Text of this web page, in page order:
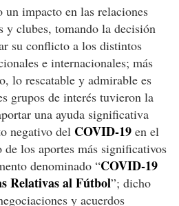
impacto en las relaciones
y clubes, tomando la decisión
su conflicto a los distintos
e internacionales; más
lo rescatable y admirable es
grupos de interés tuvieron la
una ayuda significativa
negativo del COVID-19 en el
los aportes más significativos
denominado “COVID-19
Relativas al Fútbol”; dicho
y acuerdos